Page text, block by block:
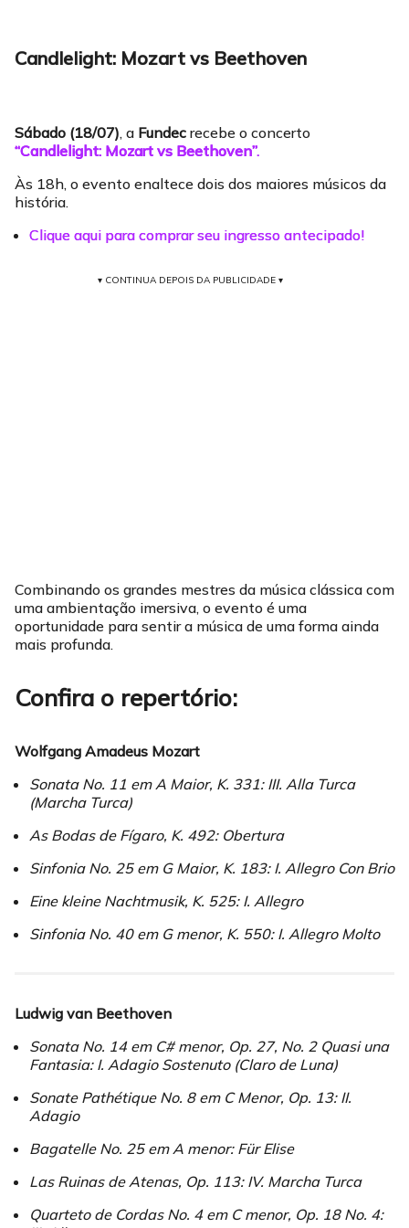
Candlelight: Mozart vs Beethoven
Sábado (18/07), a Fundec recebe o concerto
“Candlelight: Mozart vs Beethoven”.
Às 18h, o evento enaltece dois dos maiores músicos da
história.
Clique aqui para comprar seu ingresso antecipado!
▾ CONTINUA DEPOIS DA PUBLICIDADE ▾
Combinando os grandes mestres da música clássica com
uma ambientação imersiva, o evento é uma
oportunidade para sentir a música de uma forma ainda
mais profunda.
Confira o repertório:
Wolfgang Amadeus Mozart
Sonata No. 11 em A Maior, K. 331: III. Alla Turca
(Marcha Turca)
As Bodas de Fígaro, K. 492: Obertura
Sinfonia No. 25 em G Maior, K. 183: I. Allegro Con Brio
Eine kleine Nachtmusik, K. 525: I. Allegro
Sinfonia No. 40 em G menor, K. 550: I. Allegro Molto
Ludwig van Beethoven
Sonata No. 14 em C# menor, Op. 27, No. 2 Quasi una
Fantasia: I. Adagio Sostenuto (Claro de Luna)
Sonate Pathétique No. 8 em C Menor, Op. 13: II.
Adagio
Bagatelle No. 25 em A menor: Für Elise
Las Ruinas de Atenas, Op. 113: IV. Marcha Turca
Quarteto de Cordas No. 4 em C menor, Op. 18 No. 4: